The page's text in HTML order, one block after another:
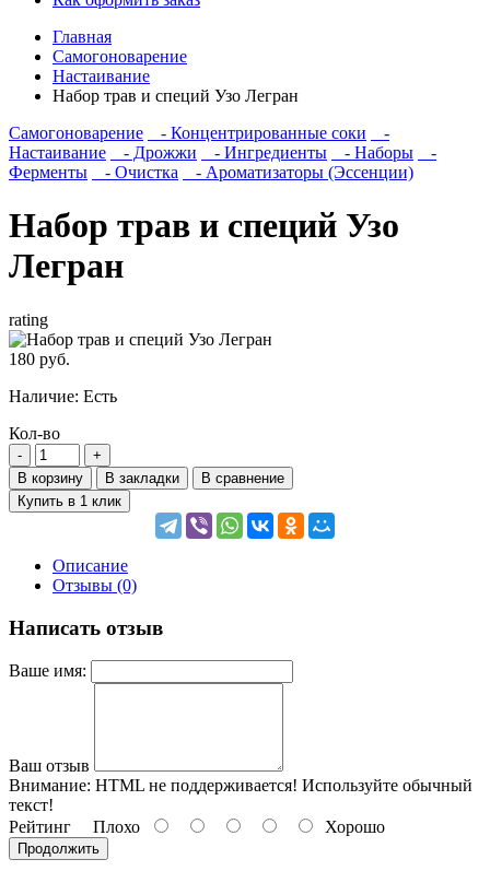
Главная
Самогоноварение
Настаивание
Набор трав и специй Узо Легран
Самогоноварение
- Концентрированные соки
-
Настаивание
- Дрожжи - Ингредиенты - Наборы
-
Ферменты
- Очистка - Ароматизаторы (Эссенции)
Набор трав и специй Узо
Легран
rating
180 руб.
Наличие: Есть
Кол-во
В корзину В закладки
В сравнение
Купить в 1 клик
Описание
Отзывы (0)
Написать отзыв
Ваше имя:
Ваш отзыв
Внимание: HTML не поддерживается! Используйте обычный
текст!
Рейтинг Плохо Хорошо
Продолжить